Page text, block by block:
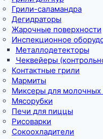
Грили-саламандра
Дегидраторы
Жарочные поверхности
Инспекционное
Металлодетекторы
Чеквейеры
Контактные грили
Мармиты
Миксеры для молочных
Мясорубки
Печи для пиццы
Рисоварки
Сокоохладители